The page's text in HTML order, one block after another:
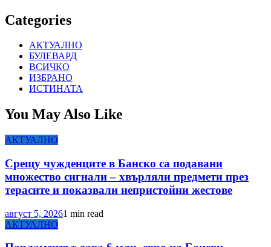
Categories
АКТУАЛНО
БУЛЕВАРД
ВСИЧКО
ИЗБРАНО
ИСТИНАТА
You May Also Like
АКТУАЛНО
Срещу чужденците в Банско са подавани
множество сигнали – хвърляли предмети през
терасите и показвали непристойни жестове
август 5, 20261 min read
АКТУАЛНО